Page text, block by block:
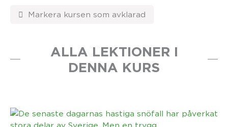
ALLA LEKTIONER I
DENNA KURS